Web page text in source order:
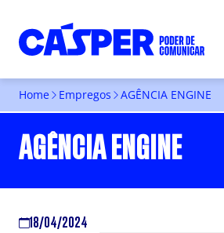
Home Empregos AGÊNCIA ENGINE
AGÊNCIA ENGINE
18/04/2024